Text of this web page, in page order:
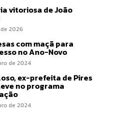
vitoriosa de João
2026
com maçã para
no Ano-Novo
de 2024
ex-prefeita de Pires
no programa
de 2024